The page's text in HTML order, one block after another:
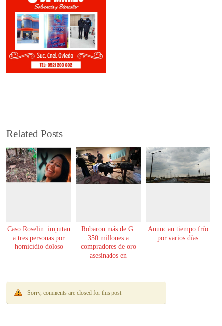
Related Posts
Caso Roselin: imputan
a tres personas por
homicidio doloso
Robaron más de G.
350 millones a
compradores de oro
asesinados en
Anuncian tiempo frío
por varios días
Sorry, comments are closed for this post